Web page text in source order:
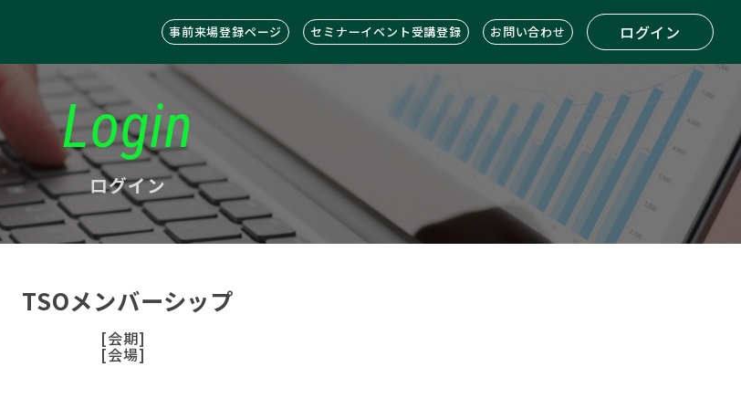
事前来場登録ページ セミナーイベント受講登録 お問い合わせ ログイン
Login
ログイン
TSOメンバーシップ
[会期]
[会場]